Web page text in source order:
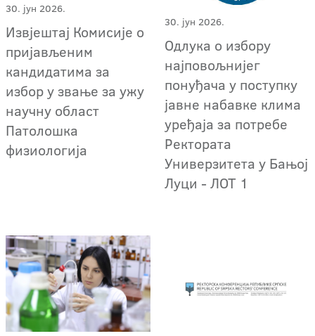
30. јун 2026.
Извјештај Комисије о
пријављеним
кандидатима за
избор у звање за ужу
научну област
Патолошка
физиологија
30. јун 2026.
Одлука о избору
најповољнијег
понуђача у поступку
јавне набавке клима
уређаја за потребе
Ректората
Универзитета у Бањој
Луци - ЛОТ 1